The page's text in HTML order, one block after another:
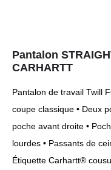
Pantalon
CARHARTT
Pantalon de travail Twill
coupe classique • Deux
poche avant droite •
lourdes • Passants de
Étiquette Carhartt®